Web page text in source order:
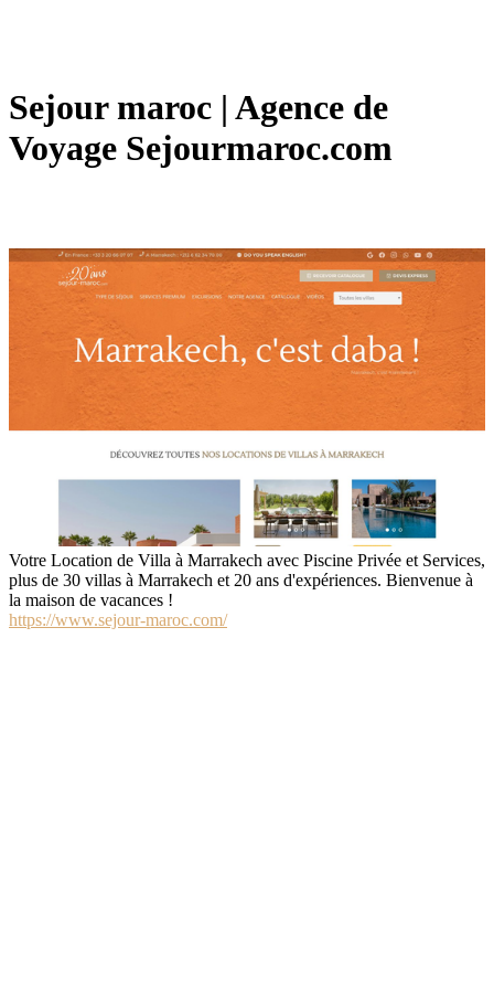
Sejour maroc | Agence de
Voyage Sejourmaroc.com
Votre Location de Villa à Marrakech avec Piscine Privée et Services,
plus de 30 villas à Marrakech et 20 ans d'expériences. Bienvenue à
la maison de vacances !
https://www.sejour-maroc.com/